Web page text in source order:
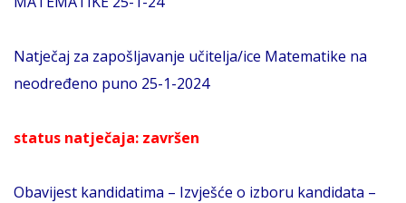
Natječaj za zapošljavanje učitelja/ice Matematike na
neodređeno puno 25-1-2024
status natječaja: završen
Obavijest kandidatima – Izvješće o izboru kandidata –